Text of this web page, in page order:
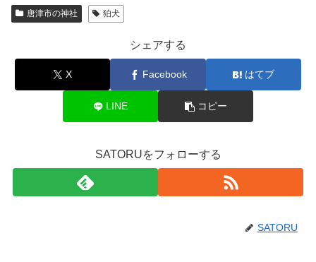
唐津市の神社 狛犬
シェアする
X Facebook はてブ
LINE コピー
SATORUをフォローする
SATORU